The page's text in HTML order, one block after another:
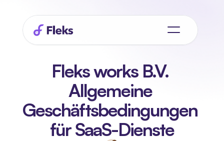
Fleks works B.V.
Allgemeine
Geschäftsbedingungen
für SaaS-Dienste